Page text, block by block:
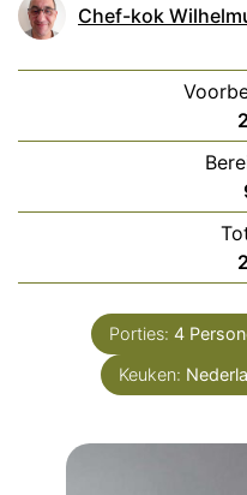
Chef-kok
Porties: 4
Keuken: